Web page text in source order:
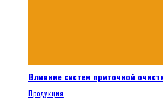
Влияние систем приточной
Продукция